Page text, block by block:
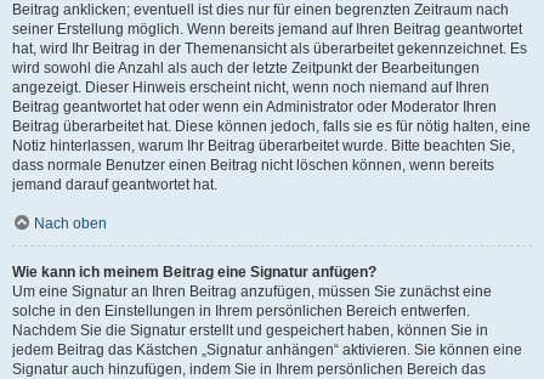
Beitrag anklicken; eventuell ist dies nur für einen begrenzten Zeitraum nach
seiner Erstellung möglich. Wenn bereits jemand auf Ihren Beitrag geantwortet
hat, wird Ihr Beitrag in der Themenansicht als überarbeitet gekennzeichnet. Es
wird sowohl die Anzahl als auch der letzte Zeitpunkt der Bearbeitungen
angezeigt. Dieser Hinweis erscheint nicht, wenn noch niemand auf Ihren
Beitrag geantwortet hat oder wenn ein Administrator oder Moderator Ihren
Beitrag überarbeitet hat. Diese können jedoch, falls sie es für nötig halten, eine
Notiz hinterlassen, warum Ihr Beitrag überarbeitet wurde. Bitte beachten Sie,
dass normale Benutzer einen Beitrag nicht löschen können, wenn bereits
jemand darauf geantwortet hat.
Nach oben
Wie kann ich meinem Beitrag eine Signatur anfügen?
Um eine Signatur an Ihren Beitrag anzufügen, müssen Sie zunächst eine
solche in den Einstellungen in Ihrem persönlichen Bereich entwerfen.
Nachdem Sie die Signatur erstellt und gespeichert haben, können Sie in
jedem Beitrag das Kästchen „Signatur anhängen“ aktivieren. Sie können eine
Signatur auch hinzufügen, indem Sie in Ihrem persönlichen Bereich das